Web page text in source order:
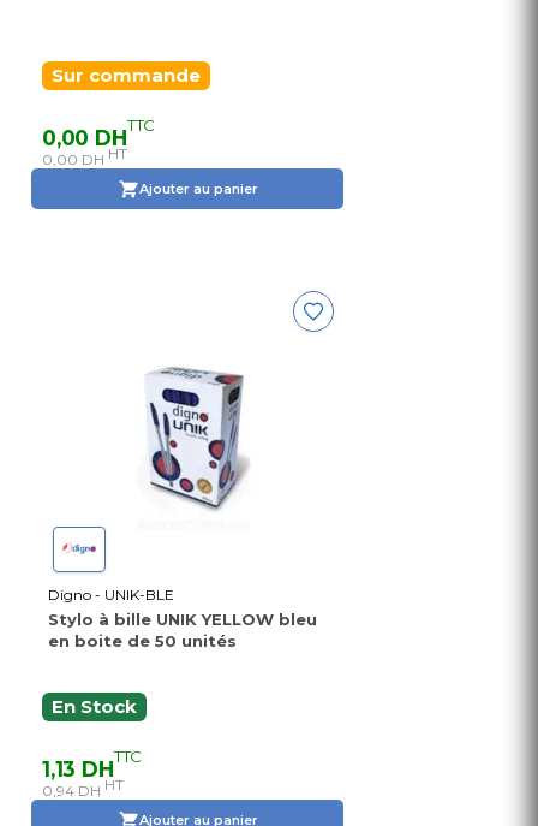
Sur commande
0,00 DHTTC
0,00 DH HT
Ajouter au panier
Digno - UNIK-BLE
Stylo à bille UNIK YELLOW bleu
en boite de 50 unités
En Stock
1,13 DHTTC
0,94 DH HT
Ajouter au panier